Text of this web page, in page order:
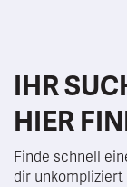
IHR
HIER
Finde schnell
dir unkompliziert